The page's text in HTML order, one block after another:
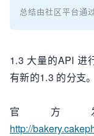
总结由社区平台通
1.3 大量的API 进
有新的1.3 的分支。
官方
http://